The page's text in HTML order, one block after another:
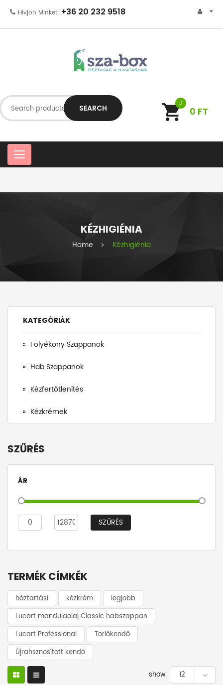
Hívjon Minket: +36 20 232 9518
SEARCH 0
0 FT
C
a
KÉZHIGIÉNIA
Home Kézhigiénia
KATEGÓRIÁK
Folyékony Szappanok
Hab Szappanok
Kézfertőtlenítés
Kézkrémek
SZŰRÉS
ÁR
SZŰRÉS
TERMÉK CÍMKÉK
háztartási kézkrém
legjobb
Lucart mandulaolaj Classic habszappan
Lucart Professional
Törlőkendő
Újrahsznosított kendő
show 12